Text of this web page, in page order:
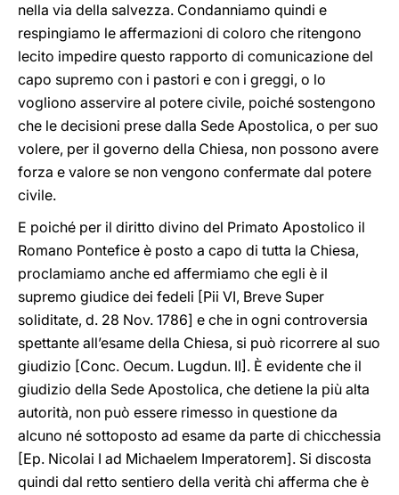
nella via della salvezza. Condanniamo quindi e
respingiamo le affermazioni di coloro che ritengono
lecito impedire questo rapporto di comunicazione del
capo supremo con i pastori e con i greggi, o lo
vogliono asservire al potere civile, poiché sostengono
che le decisioni prese dalla Sede Apostolica, o per suo
volere, per il governo della Chiesa, non possono avere
forza e valore se non vengono confermate dal potere
civile.
E poiché per il diritto divino del Primato Apostolico il
Romano Pontefice è posto a capo di tutta la Chiesa,
proclamiamo anche ed affermiamo che egli è il
supremo giudice dei fedeli [Pii VI, Breve Super
soliditate, d. 28 Nov. 1786] e che in ogni controversia
spettante all’esame della Chiesa, si può ricorrere al suo
giudizio [Conc. Oecum. Lugdun. II]. È evidente che il
giudizio della Sede Apostolica, che detiene la più alta
autorità, non può essere rimesso in questione da
alcuno né sottoposto ad esame da parte di chicchessia
[Ep. Nicolai I ad Michaelem Imperatorem]. Si discosta
quindi dal retto sentiero della verità chi afferma che è